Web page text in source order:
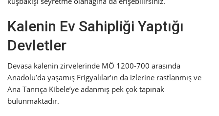
Kalenin Ev Sahipliği Yaptığı
Devletler
Devasa kalenin zirvelerinde MÖ 1200-700 arasında
Anadolu’da yaşamış Frigyalılar’ın da izlerine rastlanmış ve
Ana Tanrıça Kibele’ye adanmış pek çok tapınak
bulunmaktadır.